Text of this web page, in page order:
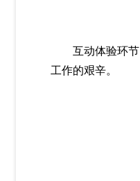
互动体验环
工作的艰辛。